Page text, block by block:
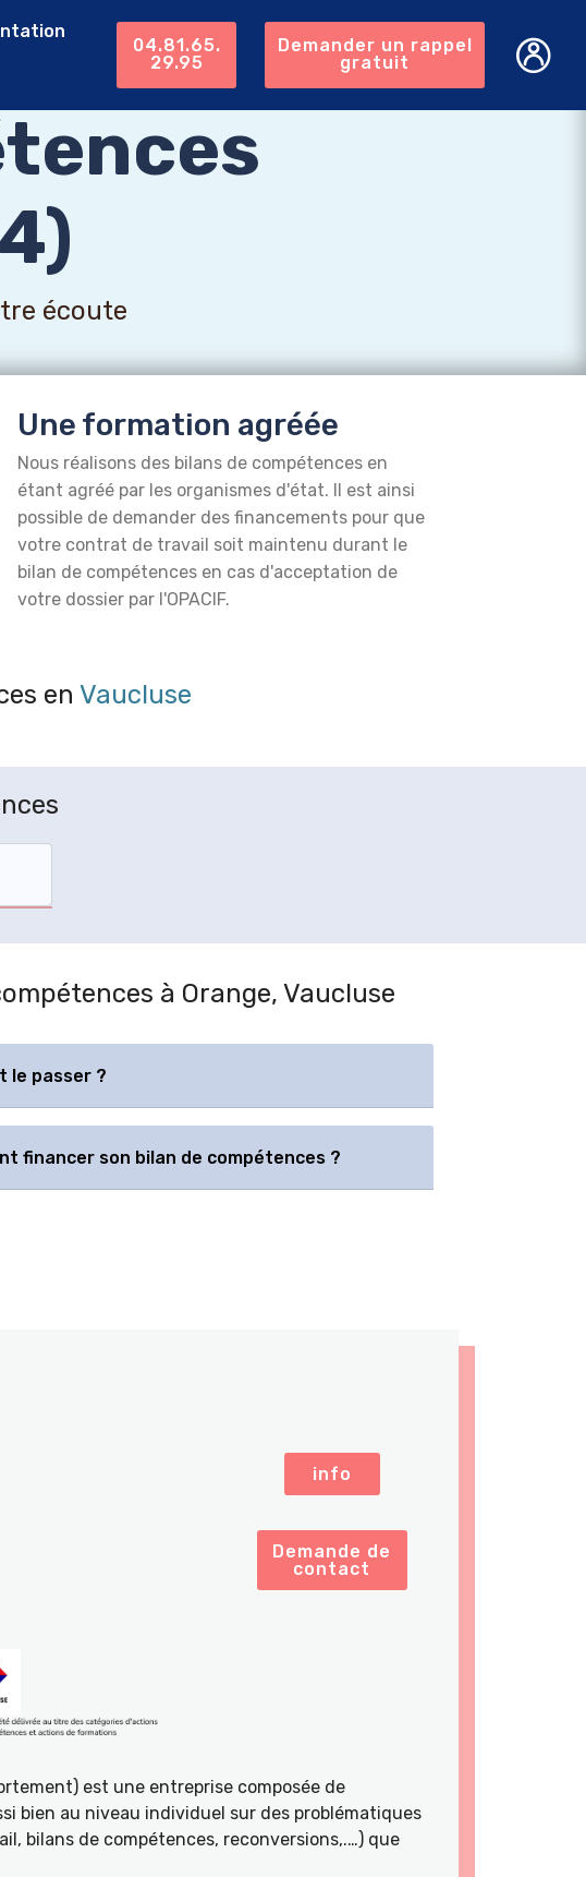
04.81.65.
29.95
Demander un rappel
gratuit
écoute
Une formation agréée
Nous réalisons des bilans de compétences en
étant agréé par les organismes d'état. Il est ainsi
possible de demander des financements pour que
votre contrat de travail soit maintenu durant le
bilan de compétences en cas d'acceptation de
votre dossier par l'OPACIF.
en Vaucluse
à Orange, Vaucluse
le passer ?
financer son bilan de compétences ?
info
Demande de
contact
est une entreprise composée de
bien au niveau individuel sur des problématiques
bilans de compétences, reconversions,.…) que